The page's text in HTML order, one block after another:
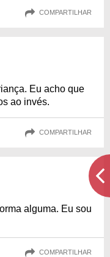
COMPARTILHAR
Eu acho que
ao invés.
COMPARTILHAR
alguma. Eu sou
COMPARTILHAR